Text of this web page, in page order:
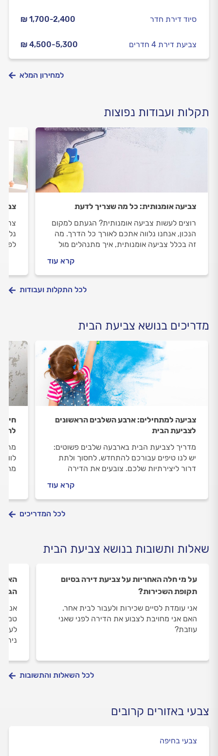
₪ 1,700-2,400 סיוד דירת חדר
₪ 4,500-5,300 צביעת דירת 4 חדרים
למחירון המלא
תקלות ועבודות נפוצות
צביעה אומנותית: כל מה שצריך לדעת
רוצים לעשות צביעה אומנותית? הגעתם למקום
הנכון, אנחנו נלווה אתכם לאורך כל הדרך. מה
זה בכלל צביעה אומנותית, איך מתנהלים מול
קרא עוד
לכל התקלות ועבודות
מדריכים בנושא צביעת הבית
צביעה למתחילים: ארבע השלבים הראשונים
לצביעת הבית
מדריך לצביעת הבית בארבעה שלבים פשוטים:
יש לנו טיפים עבורכם להתחדש, לחסוך ולתת
דרור ליצירתיות שלכם. צובעים את הדירה
קרא עוד
לכל המדריכים
שאלות ותשובות בנושא צביעת הבית
על מי חלה האחריות על צביעת דירה בסיום
תקופת השכירות?
אני עומדת לסיים שכירות ולעבור לבית אחר.
האם אני מחויבת לצבוע את הדירה לפני שאני
עוזבת?
האם
אני
לכל השאלות והתשובות
צבעי באזורים קרובים
צבעי בחיפה